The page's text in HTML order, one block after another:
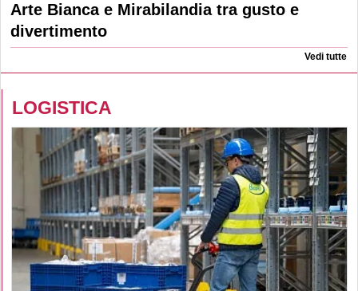
Arte Bianca e Mirabilandia tra gusto e
divertimento
Vedi tutte
LOGISTICA